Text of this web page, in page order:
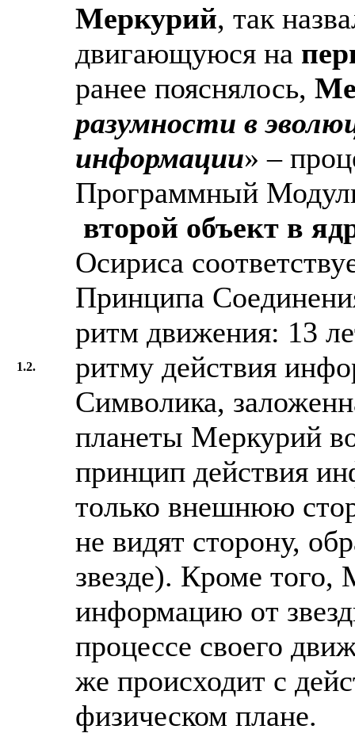
1.2.
Меркурий, так
двигающуюся на
ранее пояснялось,
разумности в
информации» –
Программный
второй объект в
Осириса
Принципа
ритм движения: 13
ритму действия
Символика,
планеты Меркурий
принцип действия
только внешнюю
не видят сторону,
звезде). Кроме того,
информацию от
процессе своего
же происходит с
физическом плане.